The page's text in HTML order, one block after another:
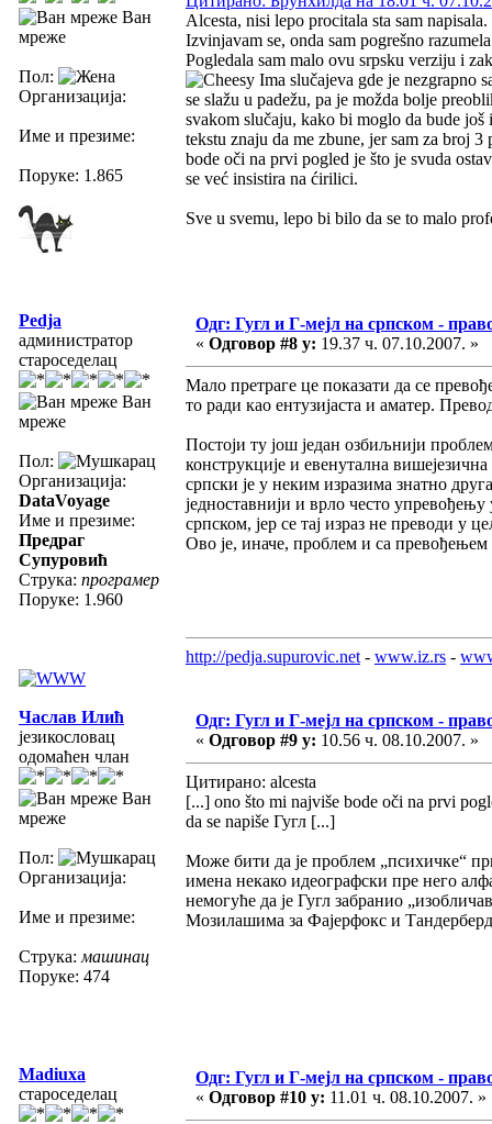
Ван
мреже
Пол:
Организација:
Име и презиме:
Поруке: 1.865
Alcesta, nisi lepo procitala sta sam
Izvinjavam se, onda sam pogrešno
Pogledala sam malo ovu srpsku verziju i
Ima slučajeva gde je nezgrapno
se slažu u padežu, pa je možda bolje
svakom slučaju, kako bi moglo da bude
tekstu znaju da me zbune, jer sam za broj
bode oči na prvi pogled je što je svuda
se već insistira na ćirilici.
Sve u svemu, lepo bi bilo da se to malo
Pedja
администратор
староседелац
Ван
мреже
Пол:
Организација:
DataVoyage
Име и презиме:
Предраг
Супуровић
Струка: програмер
Поруке: 1.960
Одг: Гугл и Г-мејл на српском -
« Одговор #8 у: 19.37 ч. 07.10.2007. »
Мало претраге це показати да се
то ради као ентузијаста и аматер.
Постоји ту још један озбиљнији
конструкције и евенутална
српски је у неким изразима знатно
једноставнији и врло често
српском, јер се тај израз не преводи у
Ово је, иначе, проблем и са
http://pedja.supurovic.net - www.iz.rs -
Часлав Илић
језикословац
одомаћен члан
Ван
мреже
Пол:
Организација:
Име и презиме:
Струка: машинац
Поруке: 474
Одг: Гугл и Г-мејл на српском -
« Одговор #9 у: 10.56 ч. 08.10.2007. »
Цитирано: alcesta
[...] ono što mi najviše bode oči na prvi
da se napiše Гугл [...]
Може бити да је проблем „психичке“
имена некако идеографски пре него
немогуће да је Гугл забранио
Мозилашима за Фајерфокс и
Madiuxa
староседелац
Одг: Гугл и Г-мејл на српском -
« Одговор #10 у: 11.01 ч. 08.10.2007. »